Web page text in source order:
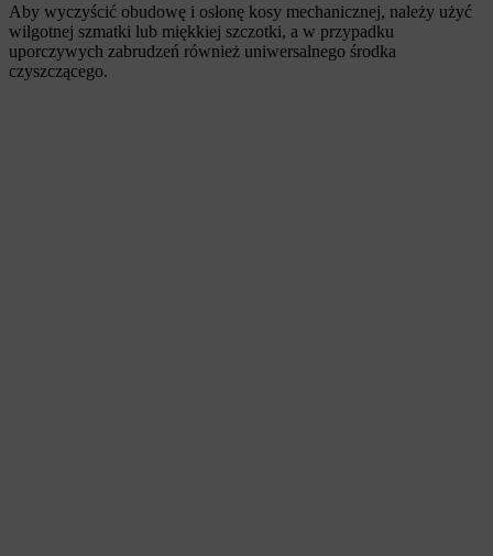
Aby wyczyścić obudowę i osłonę kosy mechanicznej, należy użyć
wilgotnej szmatki lub miękkiej szczotki, a w przypadku
uporczywych zabrudzeń również uniwersalnego środka
czyszczącego.